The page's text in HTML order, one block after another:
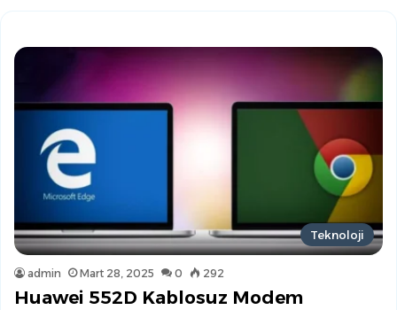
Teknoloji
admin Mart 28, 2025 0 292
Huawei 552D Kablosuz Modem